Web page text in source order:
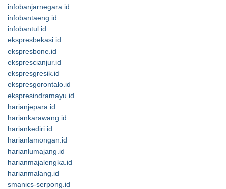
infobanjarnegara.id
infobantaeng.id
infobantul.id
ekspresbekasi.id
ekspresbone.id
eksprescianjur.id
ekspresgresik.id
ekspresgorontalo.id
ekspresindramayu.id
harianjepara.id
hariankarawang.id
hariankediri.id
harianlamongan.id
harianlumajang.id
harianmajalengka.id
harianmalang.id
smanics-serpong.id